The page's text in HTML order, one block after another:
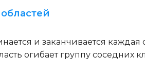
и заканчивается каждая
огибает группу соседних